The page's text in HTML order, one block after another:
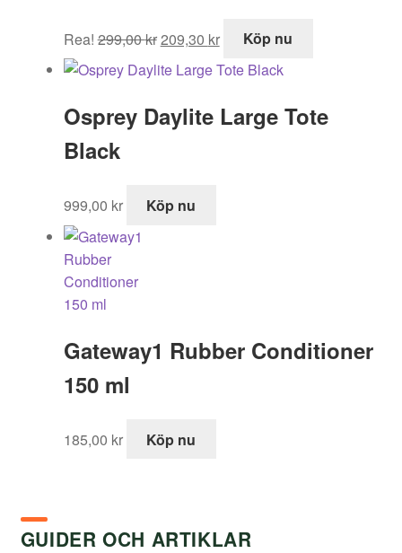
Rea! 299,00kr
ursprungliga
priset
299,00 kr.
209,30 kr
nuvarande
priset
209,30 kr.
Köp nu
Osprey Daylite Large Tote
Black
999,00 kr Köp nu
Gateway1 Rubber Conditioner
150 ml
185,00 kr Köp nu
GUIDER OCH ARTIKLAR